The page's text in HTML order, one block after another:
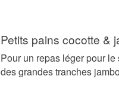
Petits pains cocotte &
Pour un repas léger pour
des grandes tranches